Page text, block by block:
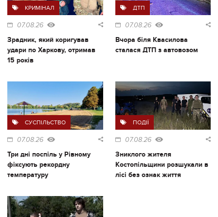
КРИМІНАЛ
07.08.26
Зрадник, який коригував
удари по Харкову, отримав
15 років
ДТП
07.08.26
Вчора біля Квасилова
сталася ДТП з автовозом
СУСПІЛЬСТВО
07.08.26
Три дні поспіль у Рівному
фіксують рекордну
температуру
ПОДІЇ
07.08.26
Зниклого жителя
Костопільщини розшукали в
лісі без ознак життя